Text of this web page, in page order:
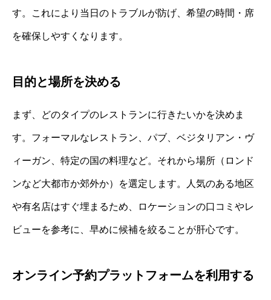
す。これにより当日のトラブルが防げ、希望の時間・席
を確保しやすくなります。
目的と場所を決める
まず、どのタイプのレストランに行きたいかを決めま
す。フォーマルなレストラン、パブ、ベジタリアン・ヴ
ィーガン、特定の国の料理など。それから場所（ロンド
ンなど大都市か郊外か）を選定します。人気のある地区
や有名店はすぐ埋まるため、ロケーションの口コミやレ
ビューを参考に、早めに候補を絞ることが肝心です。
オンライン予約プラットフォームを利用する